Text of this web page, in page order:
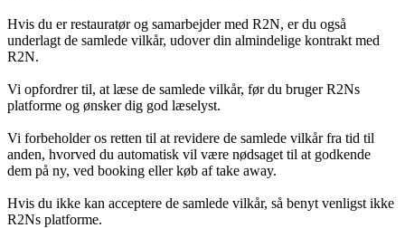
Hvis du er restauratør og samarbejder med R2N, er du også
underlagt de samlede vilkår, udover din almindelige kontrakt med
R2N.
Vi opfordrer til, at læse de samlede vilkår, før du bruger R2Ns
platforme og ønsker dig god læselyst.
Vi forbeholder os retten til at revidere de samlede vilkår fra tid til
anden, hvorved du automatisk vil være nødsaget til at godkende
dem på ny, ved booking eller køb af take away.
Hvis du ikke kan acceptere de samlede vilkår, så benyt venligst ikke
R2Ns platforme.